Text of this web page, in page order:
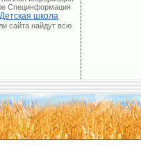
Специнформация
Детская школа
сайта найдут всю